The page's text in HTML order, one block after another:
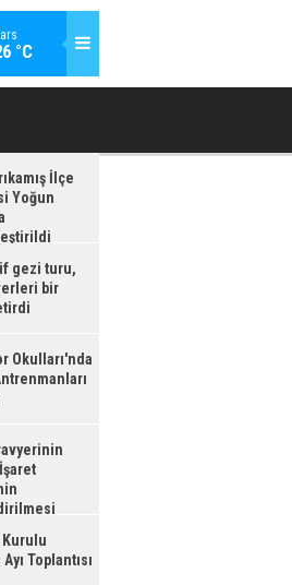
°C ANTRENMANLARI SÜRÜYOR
İlçe
Yoğun
gezi turu,
bir
Okulları'nda
Kurulu
Toplantısı